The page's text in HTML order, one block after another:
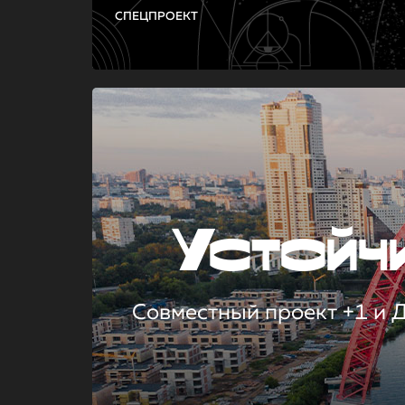
СПЕЦПРОЕКТ
Совместный проект +1 и